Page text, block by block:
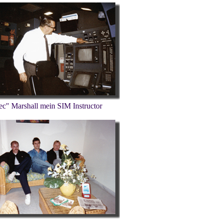
Marshall mein SIM Instructor